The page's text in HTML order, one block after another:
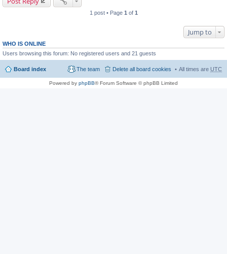
1 post • Page 1 of 1
Jump to
WHO IS ONLINE
Users browsing this forum: No registered users and 21 guests
Board index All times are UTC
Delete all board cookies
The team
Powered by phpBB® Forum Software © phpBB Limited